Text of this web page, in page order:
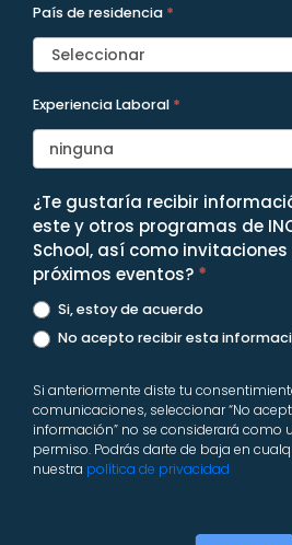
País de residencia *
Seleccionar
Experiencia Laboral *
¿Te gustaría recibir
este y otros programas de
School, así como
próximos eventos? *
Si, estoy de acuerdo
No acepto recibir esta
Si anteriormente diste tu
comunicaciones, seleccionar “No
información” no se considerará como
permiso. Podrás darte de baja en
nuestra política de privacidad